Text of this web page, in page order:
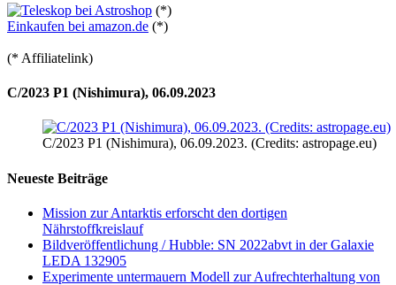
(*)
Einkaufen bei amazon.de (*)
(* Affiliatelink)
C/2023 P1 (Nishimura), 06.09.2023
C/2023 P1 (Nishimura), 06.09.2023. (Credits: astropage.eu)
Neueste Beiträge
Mission zur Antarktis erforscht den dortigen
Nährstoffkreislauf
Bildveröffentlichung / Hubble: SN 2022abvt in der Galaxie
LEDA 132905
Experimente untermauern Modell zur Aufrechterhaltung von